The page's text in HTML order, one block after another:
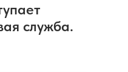
служба.